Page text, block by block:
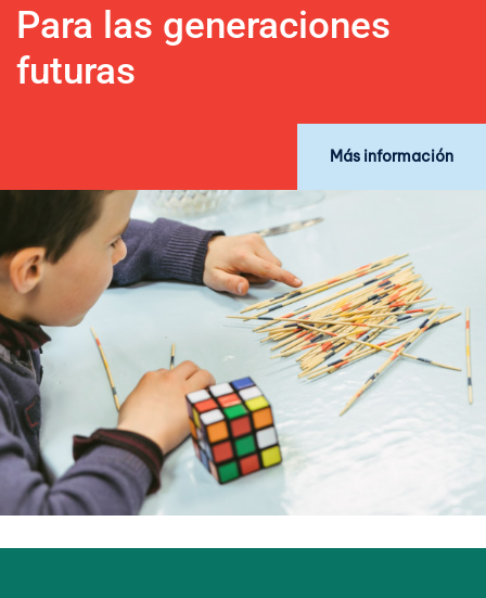
Para las generaciones
futuras
Más información